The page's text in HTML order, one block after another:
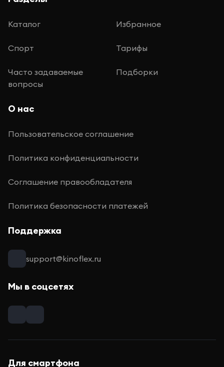
Каталог Избранное
Спорт Тарифы
Часто задаваемые
вопросы
Подборки
О нас
Пользовательское соглашение
Политика конфиденциальности
Соглашение правообладателя
Политика безопасности платежей
Поддержка
support@kinoflex.ru
Мы в соцсетях
Для смартфона